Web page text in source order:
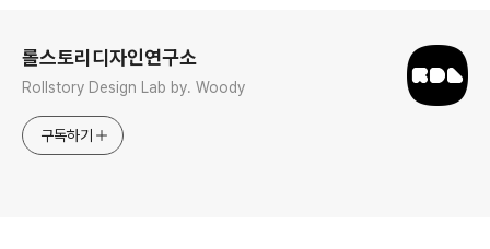
롤스토리디자인연구소
Rollstory Design Lab by. Woody
구독하기